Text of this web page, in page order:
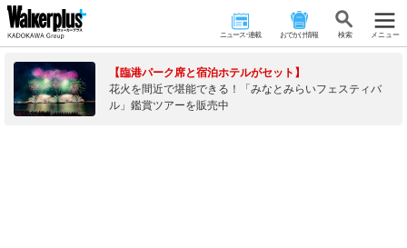
ニュース･連載 おでかけ情報 検 索 メニュー
【臨港パーク席と宿泊ホテルがセット】
花火を間近で堪能できる！「みなとみらいフェスティバ
ル」鑑賞ツアーを販売中